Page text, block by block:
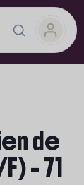
de
- 71